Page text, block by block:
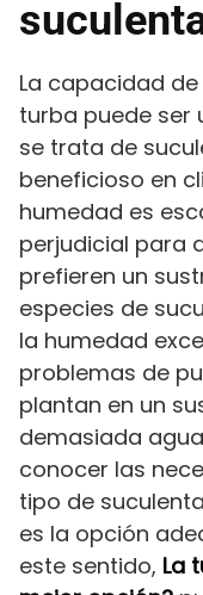
La capacidad
turba puede ser
se trata de
beneficioso en
humedad es
perjudicial para
prefieren un
especies de
la humedad
problemas de
plantan en un
demasiada
conocer las
tipo de
es la opción
este sentido, La